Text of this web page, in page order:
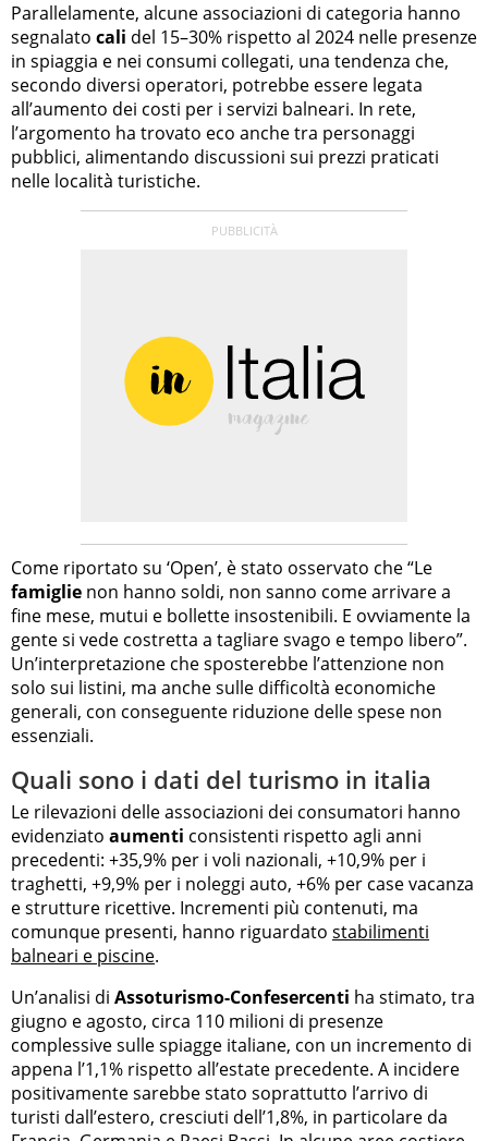
Parallelamente, alcune associazioni di categoria hanno
segnalato cali del 15–30% rispetto al 2024 nelle presenze
in spiaggia e nei consumi collegati, una tendenza che,
secondo diversi operatori, potrebbe essere legata
all’aumento dei costi per i servizi balneari. In rete,
l’argomento ha trovato eco anche tra personaggi
pubblici, alimentando discussioni sui prezzi praticati
nelle località turistiche.
Come riportato su ‘Open’, è stato osservato che “Le
famiglie non hanno soldi, non sanno come arrivare a
fine mese, mutui e bollette insostenibili. E ovviamente la
gente si vede costretta a tagliare svago e tempo libero”.
Un’interpretazione che sposterebbe l’attenzione non
solo sui listini, ma anche sulle difficoltà economiche
generali, con conseguente riduzione delle spese non
essenziali.
Quali sono i dati del turismo in italia
Le rilevazioni delle associazioni dei consumatori hanno
evidenziato aumenti consistenti rispetto agli anni
precedenti: +35,9% per i voli nazionali, +10,9% per i
traghetti, +9,9% per i noleggi auto, +6% per case vacanza
e strutture ricettive. Incrementi più contenuti, ma
comunque presenti, hanno riguardato stabilimenti
balneari e piscine.
Un’analisi di Assoturismo-Confesercenti ha stimato, tra
giugno e agosto, circa 110 milioni di presenze
complessive sulle spiagge italiane, con un incremento di
appena l’1,1% rispetto all’estate precedente. A incidere
positivamente sarebbe stato soprattutto l’arrivo di
turisti dall’estero, cresciuti dell’1,8%, in particolare da